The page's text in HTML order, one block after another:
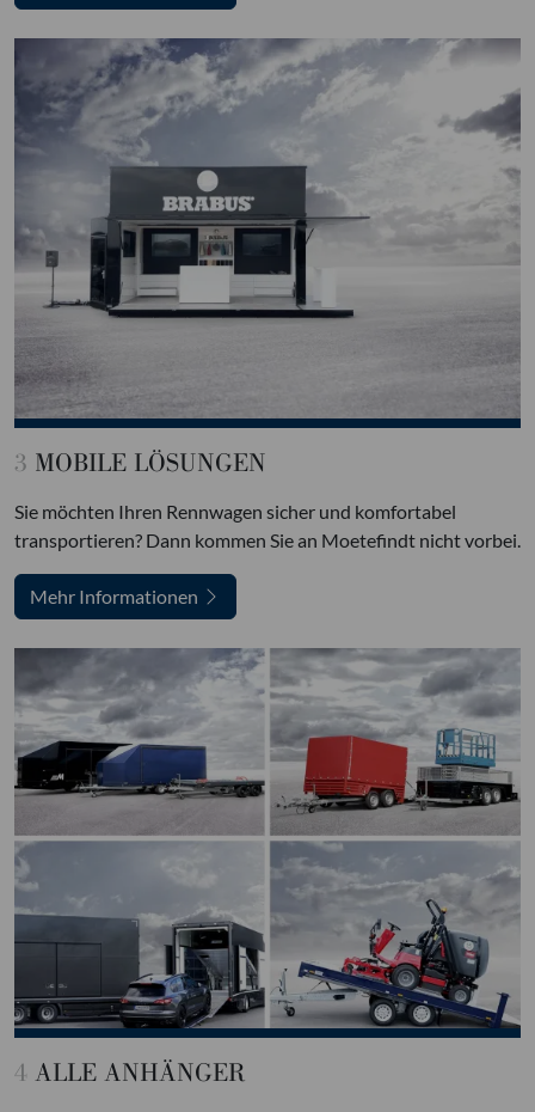
3 MOBILE LÖSUNGEN
Sie möchten Ihren Rennwagen sicher und komfortabel
transportieren? Dann kommen Sie an Moetefindt nicht vorbei.
Mehr Informationen
4 ALLE ANHÄNGER